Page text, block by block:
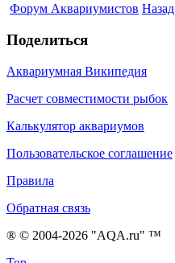
Форум Аквариумистов Назад
Поделиться
Аквариумная Википедия
Расчет совместимости рыбок
Калькулятор аквариумов
Пользовательское соглашение
Правила
Обратная связь
® © 2004-2026 "AQA.ru" ™